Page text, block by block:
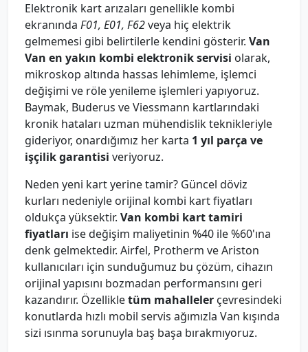
Elektronik kart arızaları genellikle kombi
ekranında F01, E01, F62veya hiç elektrik
gelmemesi gibi belirtilerle kendini gösterir. Van
Van en yakın kombi elektronik servisi olarak,
mikroskop altında hassas lehimleme, işlemci
değişimi ve röle yenileme işlemleri yapıyoruz.
Baymak, Buderus ve Viessmann kartlarındaki
kronik hataları uzman mühendislik teknikleriyle
gideriyor, onardığımız her karta 1 yıl parça ve
işçilik garantisi veriyoruz.
Neden yeni kart yerine tamir? Güncel döviz
kurları nedeniyle orijinal kombi kart fiyatları
oldukça yüksektir. Van kombi kart tamiri
fiyatları ise değişim maliyetinin %40 ile %60'ına
denk gelmektedir. Airfel, Protherm ve Ariston
kullanıcıları için sunduğumuz bu çözüm, cihazın
orijinal yapısını bozmadan performansını geri
kazandırır. Özellikletüm mahalleler çevresindeki
konutlarda hızlı mobil servis ağımızla Van kışında
sizi ısınma sorunuyla baş başa bırakmıyoruz.